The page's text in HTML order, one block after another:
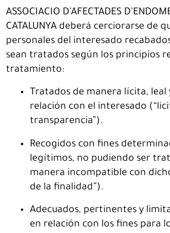
ASSOCIACIO D’AFECTADES
CATALUNYA deberá cerciorarse de
personales del interesado
sean tratados según los principios
tratamiento:
Tratados de manera lícita,
relación con el interesado
transparencia”).
Recogidos con fines
legítimos, no pudiendo ser
manera incompatible con
de la finalidad”).
Adecuados, pertinentes y
en relación con los fines para